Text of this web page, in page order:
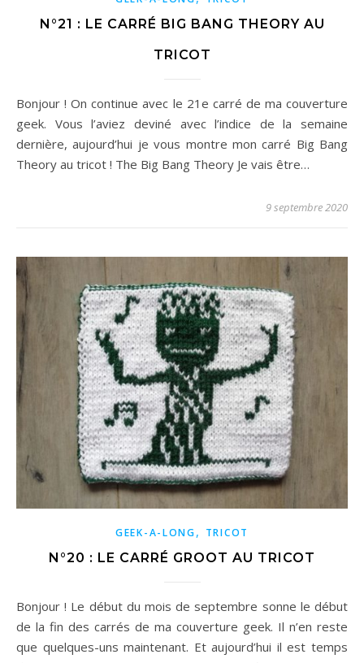
N°21 : LE CARRÉ BIG BANG THEORY AU
TRICOT
Bonjour ! On continue avec le 21e carré de ma couverture
geek. Vous l’aviez deviné avec l’indice de la semaine
dernière, aujourd’hui je vous montre mon carré Big Bang
Theory au tricot ! The Big Bang Theory Je vais être…
9 septembre 2020
GEEK-A-LONG, TRICOT
N°20 : LE CARRÉ GROOT AU TRICOT
Bonjour ! Le début du mois de septembre sonne le début
de la fin des carrés de ma couverture geek. Il n’en reste
que quelques-uns maintenant. Et aujourd’hui il est temps